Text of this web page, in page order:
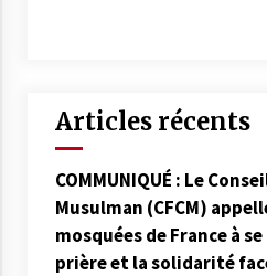
Articles récents
COMMUNIQUÉ : Le
Musulman (CFCM)
mosquées de France à
prière et la solidarité